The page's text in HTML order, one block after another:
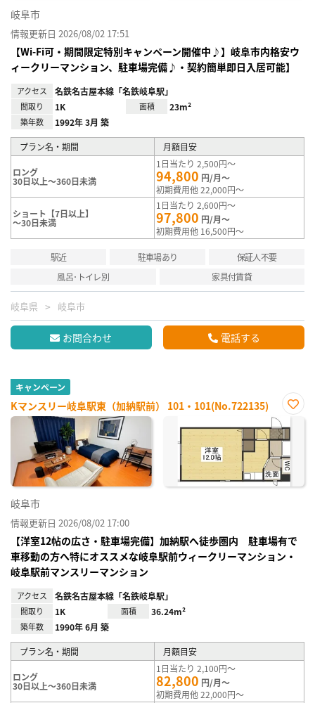
岐阜市
情報更新日 2026/08/02 17:51
【Wi-Fi可・期間限定特別キャンペーン開催中♪】岐阜市内格安ウ
ィークリーマンション、駐車場完備♪・契約簡単即日入居可能】
アクセス 名鉄名古屋本線「名鉄岐阜駅」
間取り 1K 面積 23m²
築年数 1992年 3月 築
プラン名・期間 月額目安
ロング
30日以上～360日未満
1日当たり 2,500円～
94,800 円/月～
初期費用他 22,000円～
ショート【7日以上】
～30日未満
1日当たり 2,600円～
97,800 円/月～
初期費用他 16,500円～
駅近 駐車場あり
保証人不要
風呂･トイレ別
家具付賃貸
岐阜県 岐阜市
お問合わせ 電話する
キャンペーン
Kマンスリー岐阜駅東（加納駅前） 101・101(No.722135)
お気
に入
り登
岐阜市
情報更新日 2026/08/02 17:00
【洋室12帖の広さ・駐車場完備】加納駅へ徒歩圏内 駐車場有で
車移動の方へ特にオススメな岐阜駅前ウィークリーマンション・
岐阜駅前マンスリーマンション
アクセス 名鉄名古屋本線「名鉄岐阜駅」
間取り 1K 面積 36.24m²
築年数 1990年 6月 築
プラン名・期間 月額目安
ロング
30日以上～360日未満
1日当たり 2,100円～
82,800 円/月～
初期費用他 22,000円～